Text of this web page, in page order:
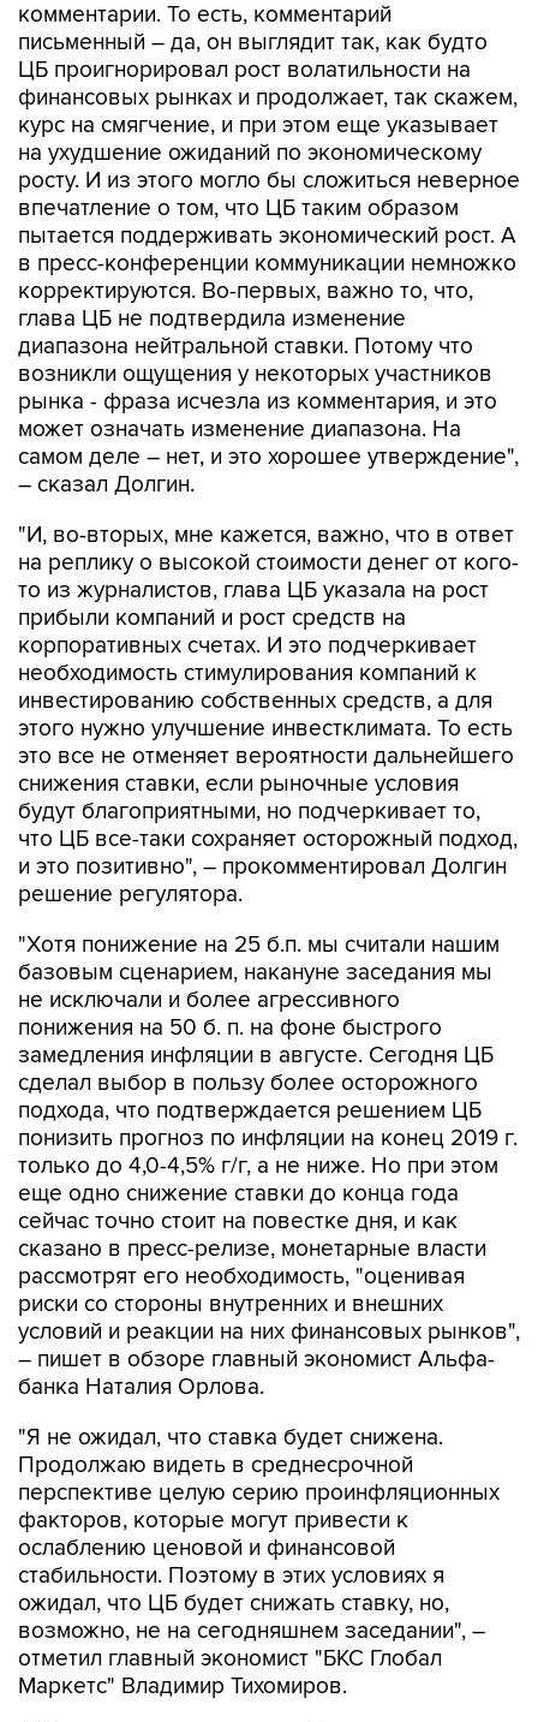
комментарии. То есть, комментарий
письменный – да, он выглядит так, как будто
ЦБ проигнорировал рост волатильности на
финансовых рынках и продолжает, так скажем,
курс на смягчение, и при этом еще указывает
на ухудшение ожиданий по экономическому
росту. И из этого могло бы сложиться неверное
впечатление о том, что ЦБ таким образом
пытается поддерживать экономический рост. А
в пресс-конференции коммуникации немножко
корректируются. Во-первых, важно то, что,
глава ЦБ не подтвердила изменение
диапазона нейтральной ставки. Потому что
возникли ощущения у некоторых участников
рынка - фраза исчезла из комментария, и это
может означать изменение диапазона. На
самом деле – нет, и это хорошее утверждение",
– сказал Долгин.
"И, во-вторых, мне кажется, важно, что в ответ
на реплику о высокой стоимости денег от кого-
то из журналистов, глава ЦБ указала на рост
прибыли компаний и рост средств на
корпоративных счетах. И это подчеркивает
необходимость стимулирования компаний к
инвестированию собственных средств, а для
этого нужно улучшение инвестклимата. То есть
это все не отменяет вероятности дальнейшего
снижения ставки, если рыночные условия
будут благоприятными, но подчеркивает то,
что ЦБ все-таки сохраняет осторожный подход,
и это позитивно", – прокомментировал Долгин
решение регулятора.
"Хотя понижение на 25 б.п. мы считали нашим
базовым сценарием, накануне заседания мы
не исключали и более агрессивного
понижения на 50 б. п. на фоне быстрого
замедления инфляции в августе. Сегодня ЦБ
сделал выбор в пользу более осторожного
подхода, что подтверждается решением ЦБ
понизить прогноз по инфляции на конец 2019 г.
только до 4,0-4,5% г/г, а не ниже. Но при этом
еще одно снижение ставки до конца года
сейчас точно стоит на повестке дня, и как
сказано в пресс-релизе, монетарные власти
рассмотрят его необходимость, "оценивая
риски со стороны внутренних и внешних
условий и реакции на них финансовых рынков",
– пишет в обзоре главный экономист Альфа-
банка Наталия Орлова.
"Я не ожидал, что ставка будет снижена.
Продолжаю видеть в среднесрочной
перспективе целую серию проинфляционных
факторов, которые могут привести к
ослаблению ценовой и финансовой
стабильности. Поэтому в этих условиях я
ожидал, что ЦБ будет снижать ставку, но,
возможно, не на сегодняшнем заседании", –
отметил главный экономист "БКС Глобал
Маркетс" Владимир Тихомиров.